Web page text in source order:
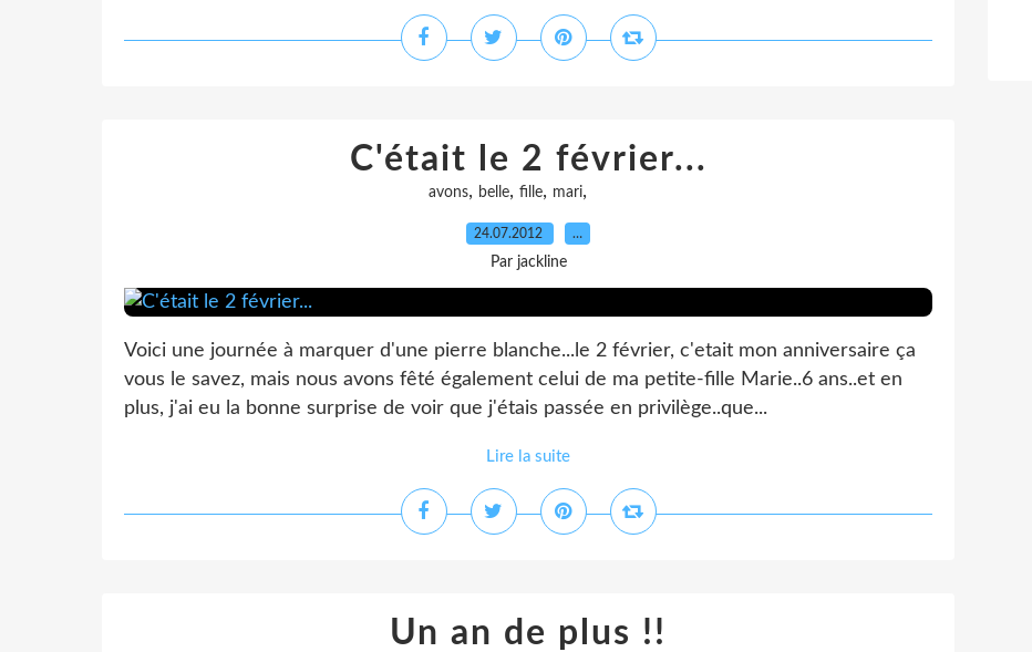
C'était le 2 février...
avons, belle, fille, mari,
24.07.2012 …
Par jackline
Voici une journée à marquer d'une pierre blanche...le 2 février, c'etait mon anniversaire ça
vous le savez, mais nous avons fêté également celui de ma petite-fille Marie..6 ans..et en
plus, j'ai eu la bonne surprise de voir que j'étais passée en privilège..que...
Lire la suite
Un an de plus !!